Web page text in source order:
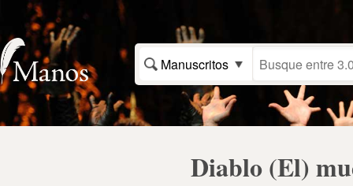
Manuscritos
Diablo (El)